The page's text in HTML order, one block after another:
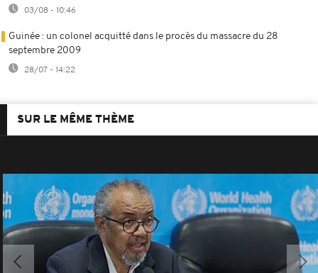
03/08 - 10:46
Guinée : un colonel acquitté dans le procès du massacre du 28
septembre 2009
28/07 - 14:22
SUR LE MÊME THÈME